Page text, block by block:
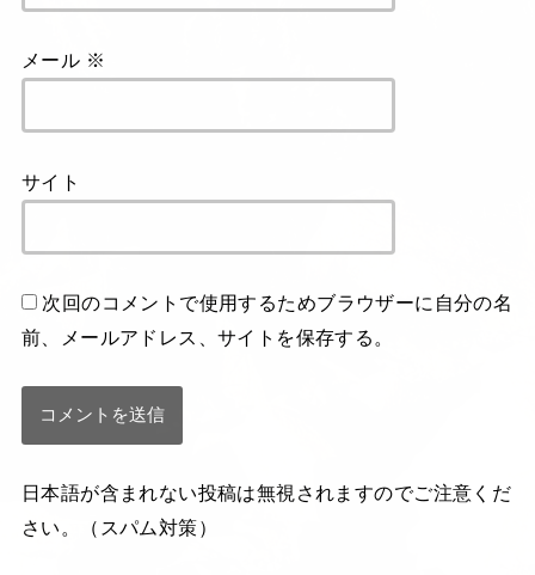
メール ※
サイト
次回のコメントで使用するためブラウザーに自分の名
前、メールアドレス、サイトを保存する。
日本語が含まれない投稿は無視されますのでご注意くだ
さい。（スパム対策）